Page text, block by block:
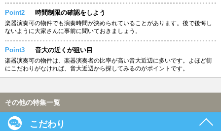
Point2 時間制限の確認をしよう
楽器演奏可の物件でも演奏時間が決められていることがあります。後で後悔し
ないように大家さんに事前に聞いておきましょう。
Point3 音大の近くが狙い目
楽器演奏可の物件は、楽器演奏者の比率が高い音大近辺に多いです。よほど街
にこだわりがなければ、音大近辺から探してみるのがポイントです。
その他の特集一覧
こだわり